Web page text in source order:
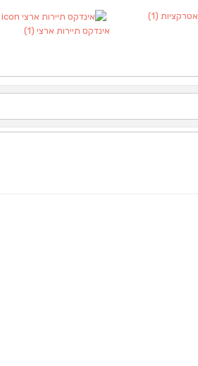
אטרקציות (1)
אינדקס תיירות ארצי (1)